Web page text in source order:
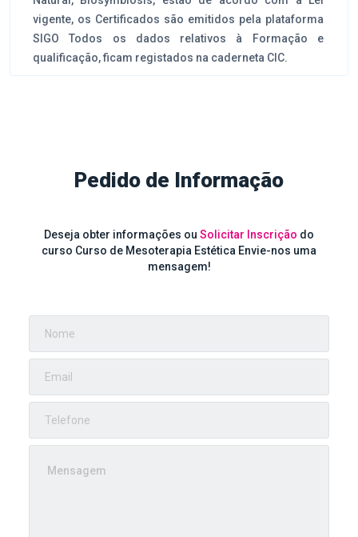
vigente, os Certificados são emitidos pela plataforma
SIGO Todos os dados relativos à Formação e
qualificação, ficam registados na caderneta CIC.
Pedido de Informação
Deseja obter informações ou Solicitar Inscrição do
curso Curso de Mesoterapia Estética Envie-nos uma
mensagem!